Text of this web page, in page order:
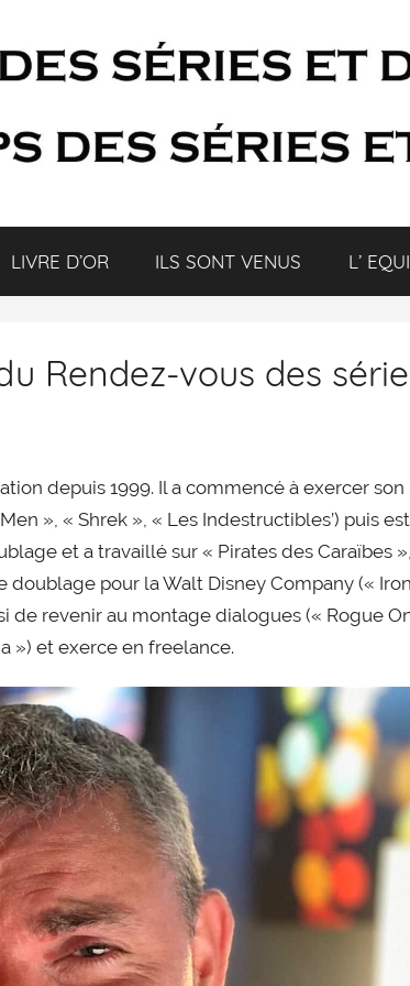
LIVRE D’OR ILS SONT VENUS L’
Rendez-vous des
depuis 1999. Il a commencé à exercer
», « Shrek », « Les Indestructibles’) puis
et a travaillé sur « Pirates des Caraïbes »,
pour la Walt Disney Company («
de revenir au montage dialogues (« Rogue
») et exerce en freelance.